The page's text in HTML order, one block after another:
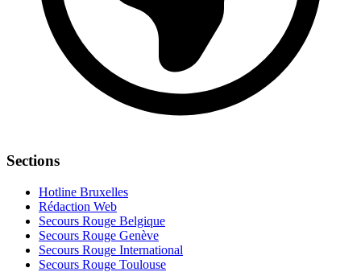
Sections
Hotline Bruxelles
Rédaction Web
Secours Rouge Belgique
Secours Rouge Genève
Secours Rouge International
Secours Rouge Toulouse